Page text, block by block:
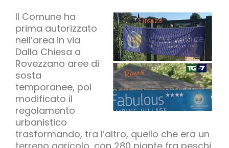
Il Comune ha
prima autorizzato
nell’area in via
Dalla Chiesa a
Rovezzano aree di
sosta
temporanee, poi
modificato il
regolamento
urbanistico
trasformando, tra l’altro, quello che era un